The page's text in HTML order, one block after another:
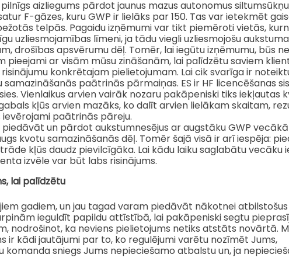
aizliegums pārdot jaunus mazus autonomus
F-gāzes, kuru GWP ir lielāks par 150. Tas var ietekmēt
telpās. Pagaidu izņēmumi var tikt piemēroti vietās,
uzliesmojamības līmeni, ja tādu viegli uzliesmojošu
drošības apsvērumu dēļ. Tomēr, lai iegūtu izņēmumu, būs
pieejami ar visām mūsu zināšanām, lai palīdzētu saviem
konkrētajam pielietojumam. Lai cik svarīga ir
samazināšanās paātrinās pārmaiņas. ES ir HF licencēšanas
Vienlaikus arvien vairāk nozaru pakāpeniski tiks iekļautas
kļūs arvien mazāks, ko dalīt arvien lielākam skaitam,
paātrinās pāreju.
un pārdot aukstumnesējus ar augstāku GWP
kvotu samazināšanās dēļ. Tomēr šajā visā ir arī iespēja:
kļūs daudz pievilcīgāka. Lai kādu laiku saglabātu vecāku
izvēle var būt labs risinājums.
lai palīdzētu
gadiem, un jau tagad varam piedāvāt nākotnei
ieguldīt papildu attīstībā, lai pakāpeniski segtu
nodrošinot, ka neviens pielietojums netiks atstāts novārtā.
ir kādi jautājumi par to, ko regulējumi varētu nozīmēt Jums,
komanda sniegs Jums nepieciešamo atbalstu un, ja